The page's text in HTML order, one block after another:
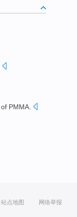
of PMMA.
站点地图 网络举报